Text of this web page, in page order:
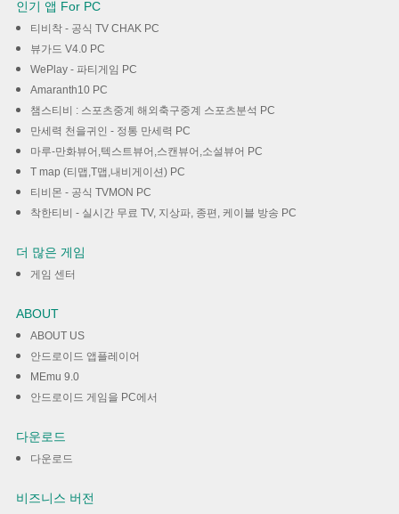
인기 앱 For PC
티비착 - 공식 TV CHAK PC
뷰가드 V4.0 PC
WePlay - 파티게임 PC
Amaranth10 PC
챔스티비 : 스포츠중계 해외축구중계 스포츠분석 PC
만세력 천을귀인 - 정통 만세력 PC
마루-만화뷰어,텍스트뷰어,스캔뷰어,소설뷰어 PC
T map (티맵,T맵,내비게이션) PC
티비몬 - 공식 TVMON PC
착한티비 - 실시간 무료 TV, 지상파, 종편, 케이블 방송 PC
더 많은 게임
게임 센터
ABOUT
ABOUT US
안드로이드 앱플레이어
MEmu 9.0
안드로이드 게임을 PC에서
다운로드
다운로드
비즈니스 버전